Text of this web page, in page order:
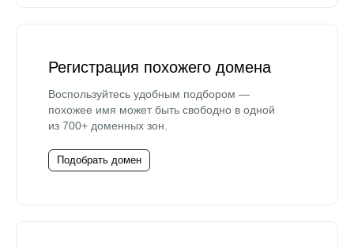
Регистрация похожего домена
Воспользуйтесь удобным подбором —
похожее имя может быть свободно в одной
из 700+ доменных зон.
Подобрать домен